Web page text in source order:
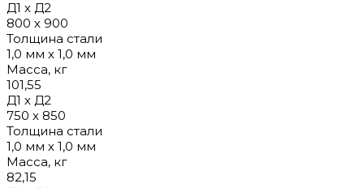
Д1 х Д2
800 х 900
Толщина стали
1,0 мм х 1,0 мм
Масса, кг
101,55
Д1 х Д2
750 х 850
Толщина стали
1,0 мм х 1,0 мм
Масса, кг
82,15